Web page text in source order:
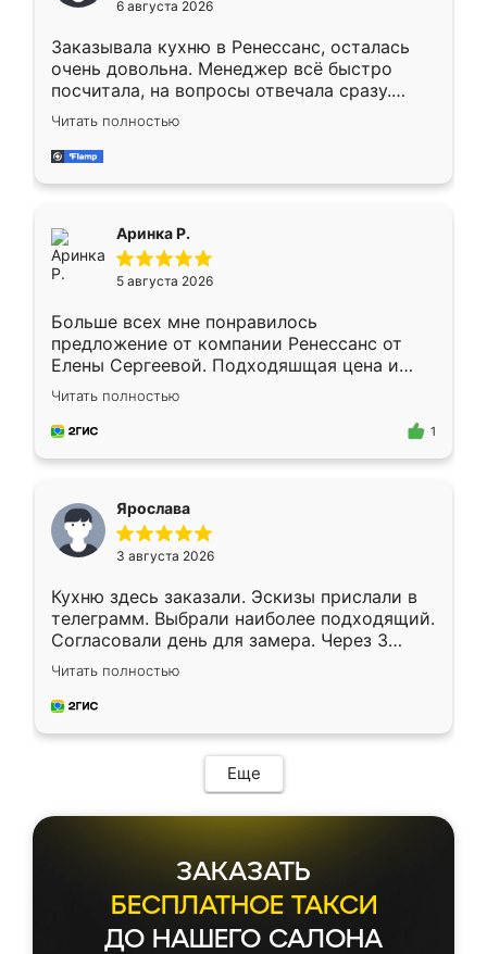
мебели буду заказывать только здесь.
6 августа 2026
Заказывала кухню в Ренессанс, осталась
очень довольна. Менеджер всё быстро
посчитала, на вопросы отвечала сразу.
Замерщик приехал в субботу, подошёл к
делу со всей ответственностью. Собрали
за день, ребята работали аккуратно, даже
Читать полностью
Аринка Р.
5 августа 2026
Больше всех мне понравилось
предложение от компании Ренессанс от
Елены Сергеевой. Подходяшщая цена и
короткие сроки изготовления. Приехавший
для замера сотрудник Владислав
предложил по моему эскизу самый
Читать полностью
1
Ярослава
3 августа 2026
Кухню здесь заказали. Эскизы прислали в
телеграмм. Выбрали наиболее подходящий.
Согласовали день для замера. Через 3
недели кухня была уже готова. Остались
довольны работой. Спасибо Ренессанс
мебель за качественную работу!
Читать полностью
Еще
ЗАКАЗАТЬ
БЕСПЛАТНОЕ ТАКСИ
ДО НАШЕГО САЛОНА